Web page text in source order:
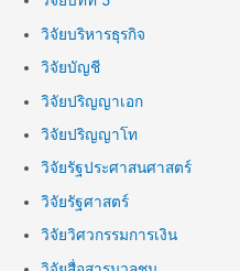
วิจัยบริหารธุรกิจ
วิจัยบัญชี
วิจัยปริญญาเอก
วิจัยปริญญาโท
วิจัยรัฐประศาสนศาสตร์
วิจัยรัฐศาสตร์
วิจัยวิศวกรรมการเงิน